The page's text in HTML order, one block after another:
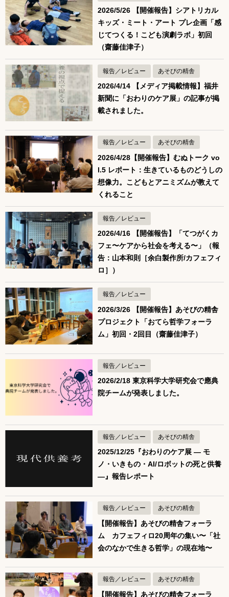
2026/5/26 【開催報告】シアトリカル
キッズ・ミート・アート プレ企画「感
じてつくる！こども演劇ラボ」初回
（齋藤佳津子）
報告／レビュー あそびの精舎
2026/4/14 【メディア掲載情報】福井
新聞に「おわりのケア展」の記事が掲
載されました。
報告／レビュー あそびの精舎
2026/4/28【開催報告】むぬトーク vo
l.5 レポート：生きているものどうしの
想像力。こどもとアニミズムが教えて
くれること
報告／レビュー
2026/4/16 【開催報告】「てつがくカ
フェ〜ケアから社会を考える〜」（報
告：山本和則［余白製作所/カフェフィ
ロ］）
報告／レビュー
2026/3/26 【開催報告】あそびの精舎
プロジェクト「おてら哲学フォーラ
ム」初回・2回目（齋藤佳津子）
報告／レビュー
2026/2/18 東京科学大学研究会で應典
院チームが発表しました。
報告／レビュー あそびの精舎
2025/12/25『おわりのケア展 ― モ
ノ・いきもの・AI/ロボットの死と供養
―』報告レポート
報告／レビュー あそびの精舎
【開催報告】あそびの精舎フォーラ
ム カフェフィロ20周年の集い〜「社
会のなかで生きる哲学」の現在地〜
報告／レビュー あそびの精舎
【開催報告】あそびの精舎フォーラ